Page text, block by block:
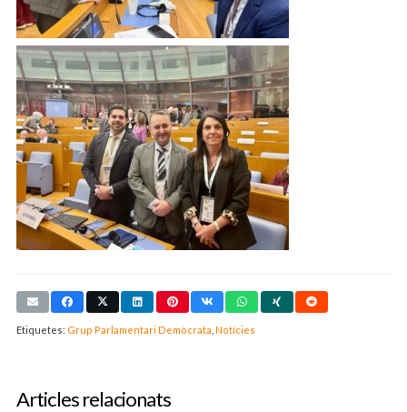
Etiquetes: Grup Parlamentari Demòcrata Notícies
Articles relacionats